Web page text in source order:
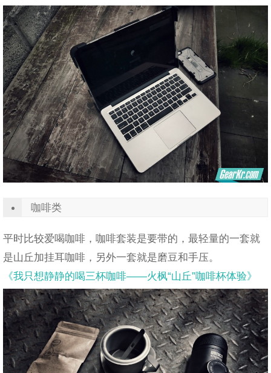
咖啡类
平时比较爱喝咖啡，咖啡套装是要带的，最轻量的一套就
是山丘加挂耳咖啡，另外一套就是磨豆和手压。
《我只想静静的喝三杯咖啡——火枫“山丘”咖啡杯体验》